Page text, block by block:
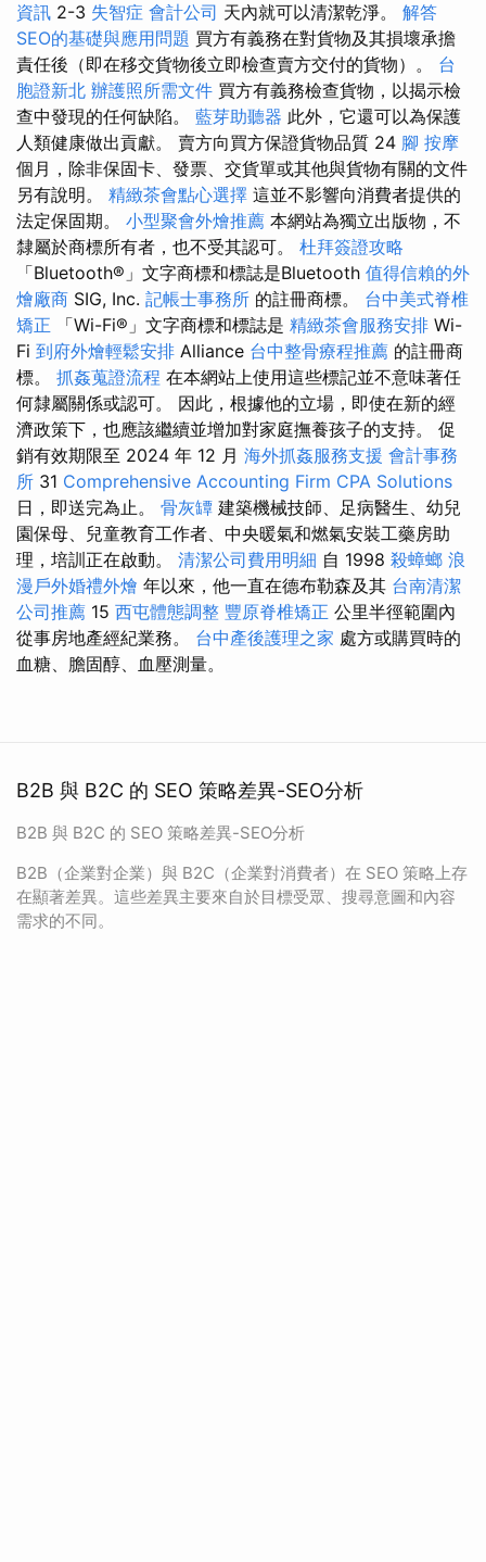
資訊 2-3 失智症 會計公司 天內就可以清潔乾淨。 解答
SEO的基礎與應用問題 買方有義務在對貨物及其損壞承擔
責任後（即在移交貨物後立即檢查賣方交付的貨物）。 台
胞證新北 辦護照所需文件 買方有義務檢查貨物，以揭示檢
查中發現的任何缺陷。 藍芽助聽器 此外，它還可以為保護
人類健康做出貢獻。 賣方向買方保證貨物品質 24 腳 按摩
個月，除非保固卡、發票、交貨單或其他與貨物有關的文件
另有說明。 精緻茶會點心選擇 這並不影響向消費者提供的
法定保固期。 小型聚會外燴推薦 本網站為獨立出版物，不
隸屬於商標所有者，也不受其認可。 杜拜簽證攻略
「Bluetooth®」文字商標和標誌是Bluetooth 值得信賴的外
燴廠商 SIG, Inc. 記帳士事務所 的註冊商標。 台中美式脊椎
矯正
「Wi-Fi®」文字商標和標誌是 精緻茶會服務安排 Wi-
Fi 到府外燴輕鬆安排 Alliance 台中整骨療程推薦 的註冊商
標。 抓姦蒐證流程 在本網站上使用這些標記並不意味著任
何隸屬關係或認可。 因此，根據他的立場，即使在新的經
濟政策下，也應該繼續並增加對家庭撫養孩子的支持。 促
銷有效期限至 2024 年 12 月 海外抓姦服務支援 會計事務
所 31 Comprehensive Accounting Firm CPA Solutions
日，即送完為止。 骨灰罈 建築機械技師、足病醫生、幼兒
園保母、兒童教育工作者、中央暖氣和燃氣安裝工藥房助
理，培訓正在啟動。 清潔公司費用明細 自 1998 殺蟑螂 浪
漫戶外婚禮外燴 年以來，他一直在德布勒森及其 台南清潔
公司推薦 15 西屯體態調整 豐原脊椎矯正 公里半徑範圍內
從事房地產經紀業務。 台中產後護理之家 處方或購買時的
血糖、膽固醇、血壓測量。
B2B 與 B2C 的 SEO 策略差異-SEO分析
B2B 與 B2C 的 SEO 策略差異-SEO分析
B2B（企業對企業）與 B2C（企業對消費者）在 SEO 策略上存
在顯著差異。這些差異主要來自於目標受眾、搜尋意圖和內容
需求的不同。